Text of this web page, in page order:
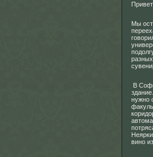
Мы
В
нужно
вино